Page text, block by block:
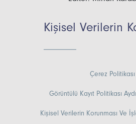
Kişisel Verilerin
Çerez Politikası
Görüntülü Kayıt Politikası
Kişisel Verilerin Korunması Ve